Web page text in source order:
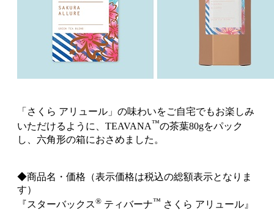
「さくら アリュール」の味わいをご自宅でもお楽しみ
いただけるように、TEAVANA™の茶葉80gをパック
し、六角形の箱におさめました。
◆商品名・価格（表示価格は税込の総額表示となりま
す）
『スターバックス® ティバーナ™ さくら アリュール』